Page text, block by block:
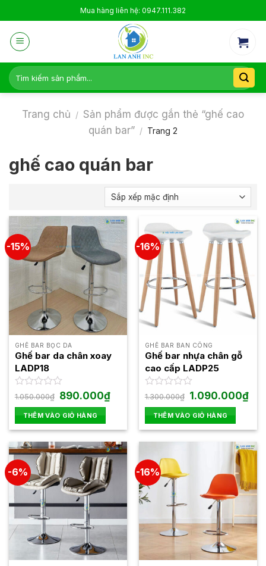
to
content
Mua hàng liên hệ: 0947.111.382
Tìm
kiếm:
Trang chủ / Sản phẩm được gắn thẻ “ghế cao
quán bar” / Trang 2
ghế cao quán bar
-15%
GHẾ BAR BỌC DA
Ghế bar da chân xoay
LADP18
Được
hạng
0
5
sao
1.050.000₫ Giá
gốc
là:
1.050.000₫.
890.000₫Giá
hiện
890.000₫.
THÊM VÀO GIỎ HÀNG
-16%
GHẾ BAR BAN CÔNG
Ghế bar nhựa chân gỗ
cao cấp LADP25
Được
hạng
0
5
sao
1.300.000₫ Giá
gốc
là:
1.300.000₫.
1.090.000₫Giá
hiện
THÊM VÀO GIỎ HÀNG
-6% -16%